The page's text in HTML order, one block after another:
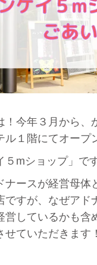
！今年３月から、
ル１階にてオープ
５mショップ」です
ナースが経営母体
ですが、なぜアド
営しているかも含
せていただきます！